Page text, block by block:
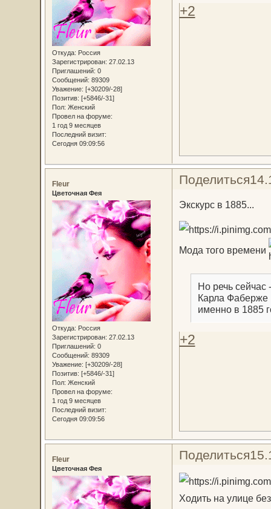
Откуда: Россия
Зарегистрирован: 27.02.13
Приглашений: 0
Сообщений: 89309
Уважение: [+30209/-28]
Позитив: [+5846/-31]
Пол: Женский
Провел на форуме:
1 год 9 месяцев
Последний визит:
Сегодня 09:09:56
+2
Поделиться
Fleur
Цветочная Фея
Откуда: Россия
Зарегистрирован: 27.02.13
Приглашений: 0
Сообщений: 89309
Уважение: [+30209/-28]
Позитив: [+5846/-31]
Пол: Женский
Провел на форуме:
1 год 9 месяцев
Последний визит:
Сегодня 09:09:56
Экскурс в 1885...
Мода того времени
Но речь
Карла Фаберже
именно в 1885
+2
Поделиться
Fleur
Цветочная Фея
Ходить на улице